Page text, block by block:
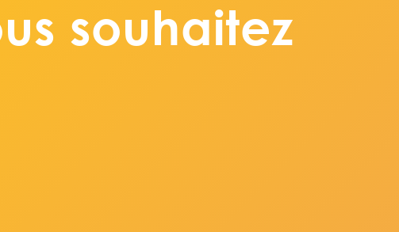
souhaitez